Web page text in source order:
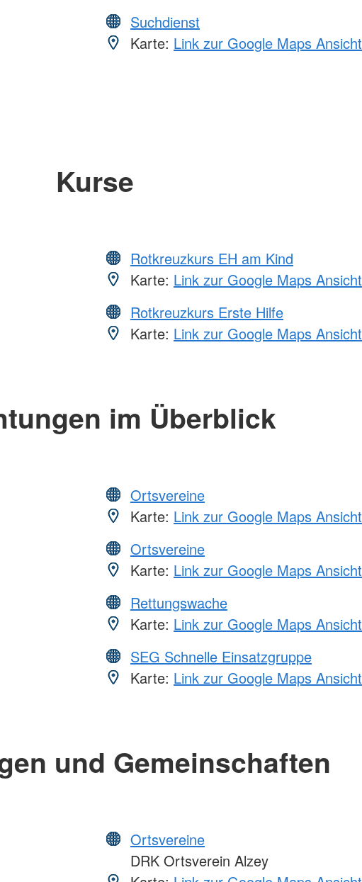
Suchdienst
Karte: Link zur Google Maps Ansicht
Kurse
Rotkreuzkurs EH am Kind
Karte: Link zur Google Maps Ansicht
Rotkreuzkurs Erste Hilfe
Karte: Link zur Google Maps Ansicht
im Überblick
Ortsvereine
Karte: Link zur Google Maps Ansicht
Ortsvereine
Karte: Link zur Google Maps Ansicht
Rettungswache
Karte: Link zur Google Maps Ansicht
SEG Schnelle Einsatzgruppe
Karte: Link zur Google Maps Ansicht
und Gemeinschaften
Ortsvereine
DRK Ortsverein Alzey